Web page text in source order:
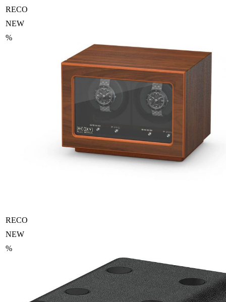
RECO
NEW
%
RECO
NEW
%